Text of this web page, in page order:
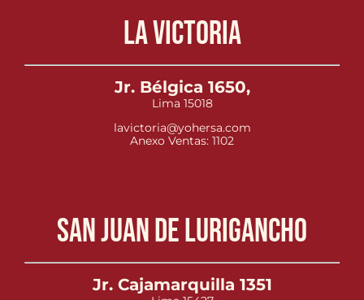
La Victoria
Jr. Bélgica 1650,
Lima 15018
lavictoria@yohersa.com
Anexo Ventas: 1102
San Juan de Lurigancho
Jr. Cajamarquilla 1351